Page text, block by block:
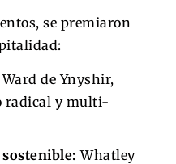
se premiaron
de Ynyshir,
radical y multi-
Whatley